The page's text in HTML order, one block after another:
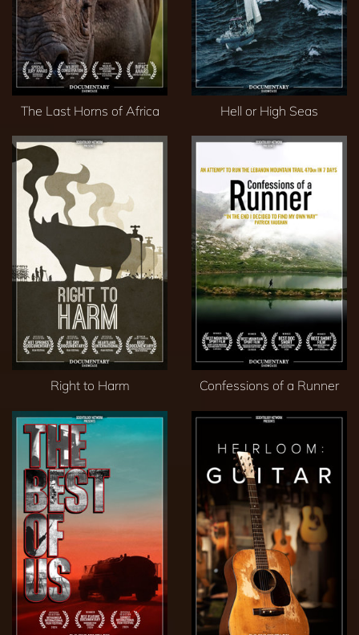
The Last Horns of Africa Hell or High Seas
Right to Harm Confessions of a Runner